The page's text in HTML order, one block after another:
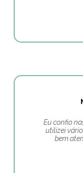
Eu confio
utilizei
bem